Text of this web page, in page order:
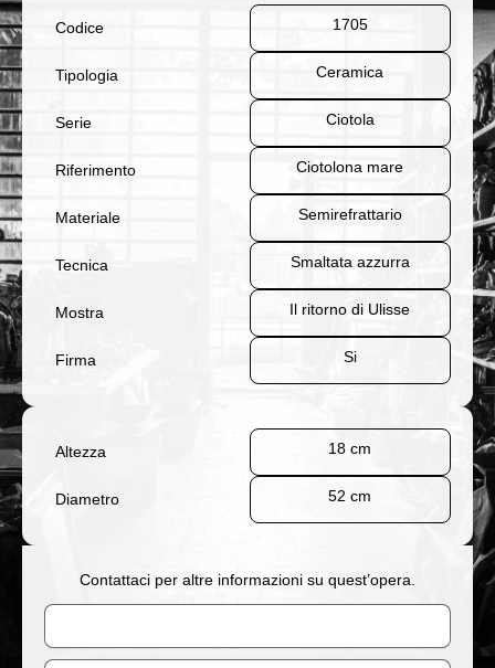
Codice 1705
Tipologia Ceramica
Serie Ciotola
Riferimento Ciotolona mare
Materiale Semirefrattario
Tecnica Smaltata azzurra
Mostra Il ritorno di Ulisse
Firma Si
Altezza 18 cm
Diametro 52 cm
Contattaci per altre informazioni su quest’opera.
Nome